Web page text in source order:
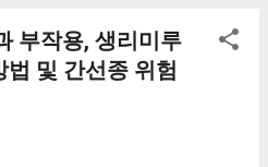
블랙 K1000 일반형 블루투스
가 할인 혜택을 놓치지 마세요.
혜택을 놓치지 않도록 먼저 확
기 상품 하나를 사더라도 종류
이 많이 어려우시죠? 특히 블
부작용, 생리미루
및 간선종 위험